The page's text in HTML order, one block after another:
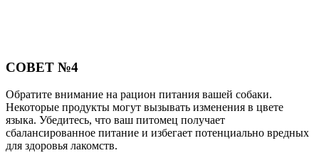
СОВЕТ №4
Обратите внимание на рацион питания вашей собаки.
Некоторые продукты могут вызывать изменения в цвете
языка. Убедитесь, что ваш питомец получает
сбалансированное питание и избегает потенциально вредных
для здоровья лакомств.